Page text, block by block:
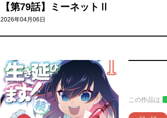
【第79話】ミーネットⅡ
2026年04月06日
この作品は